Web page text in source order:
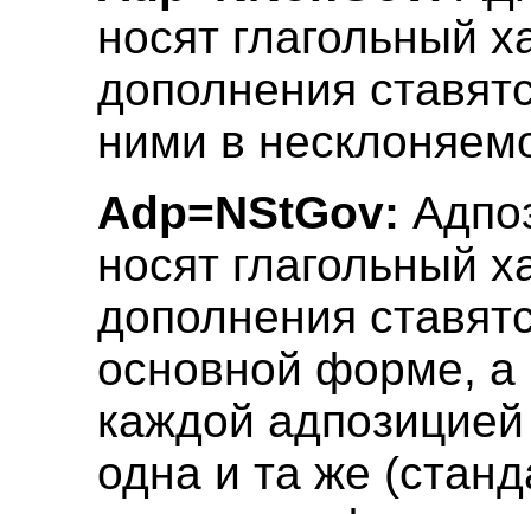
носят глагольный
дополнения
ними в
Adp=NStGov:
носят глагольный
дополнения
основной форме, а
каждой
одна и та же